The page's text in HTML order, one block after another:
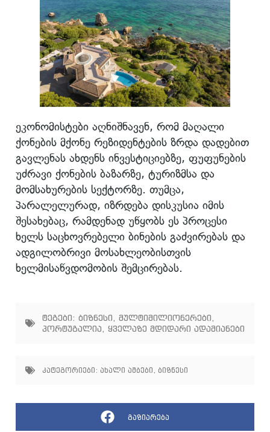
ეკონომისტები აღნიშნავენ, რომ მაღალი
ქონების მქონე რეზიდენტების ზრდა დადებით
გავლენას ახდენს ინვესტიციებზე, ფუფუნების
უძრავი ქონების ბაზარზე, ტურიზმსა და
მომსახურების სექტორზე. თუმცა,
პარალელურად, იზრდება დისკუსია იმის
შესახებაც, რამდენად უწყობს ეს პროცესი
ხელს საცხოვრებელი ბინების გაძვირებას და
ადგილობრივი მოსახლეობისთვის
ხელმისაწვდომობის შემცირებას.
ტეგები: ბიზნესი, მულტიმილიონერები,
პორტუგალია, ყველაზე მდიდარი ადამიანები
კატეგორიები: ახალი ამბები , ბიზნესი
გაზიარება